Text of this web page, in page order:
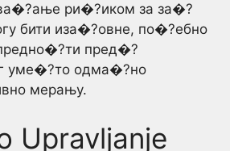
ри�?иком за за�?
бити иза�?овне, по�?ебно
пред�?
уме�?то одма�?но
мерању.
Upravljanje